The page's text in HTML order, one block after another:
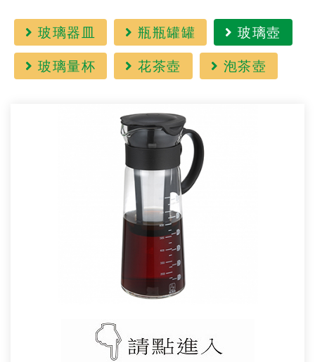
玻璃器皿 瓶瓶罐罐
玻璃壺
玻璃量杯
花茶壺 泡茶壺